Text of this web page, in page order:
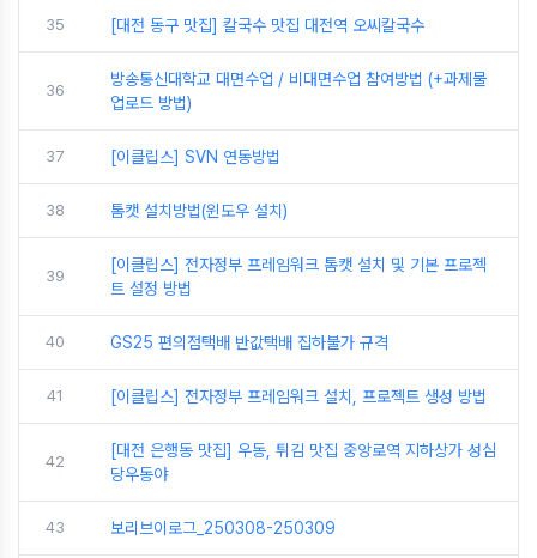
35 [대전 동구 맛집] 칼국수 맛집 대전역 오씨칼국수
36
방송통신대학교 대면수업 / 비대면수업 참여방법 (+과제물
업로드 방법)
37 [이클립스] SVN 연동방법
38 톰캣 설치방법(윈도우 설치)
39
[이클립스] 전자정부 프레임워크 톰캣 설치 및 기본 프로젝
트 설정 방법
40 GS25 편의점택배 반값택배 집하불가 규격
41 [이클립스] 전자정부 프레임워크 설치, 프로젝트 생성 방법
42
[대전 은행동 맛집] 우동, 튀김 맛집 중앙로역 지하상가 성심
당우동야
43 보리브이로그_250308-250309